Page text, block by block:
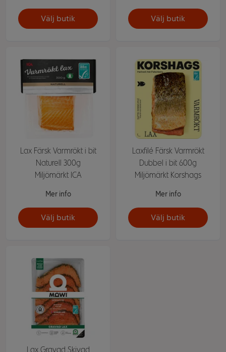
Välj butik Välj butik
Lax Färsk Varmrökt i bit
Naturell 300g
Miljömärkt ICA
Mer info
Välj butik
Laxfilé Färsk Varmrökt
Dubbel i bit 600g
Miljömärkt Korshags
Mer info
Välj butik
Lax Gravad Skivad